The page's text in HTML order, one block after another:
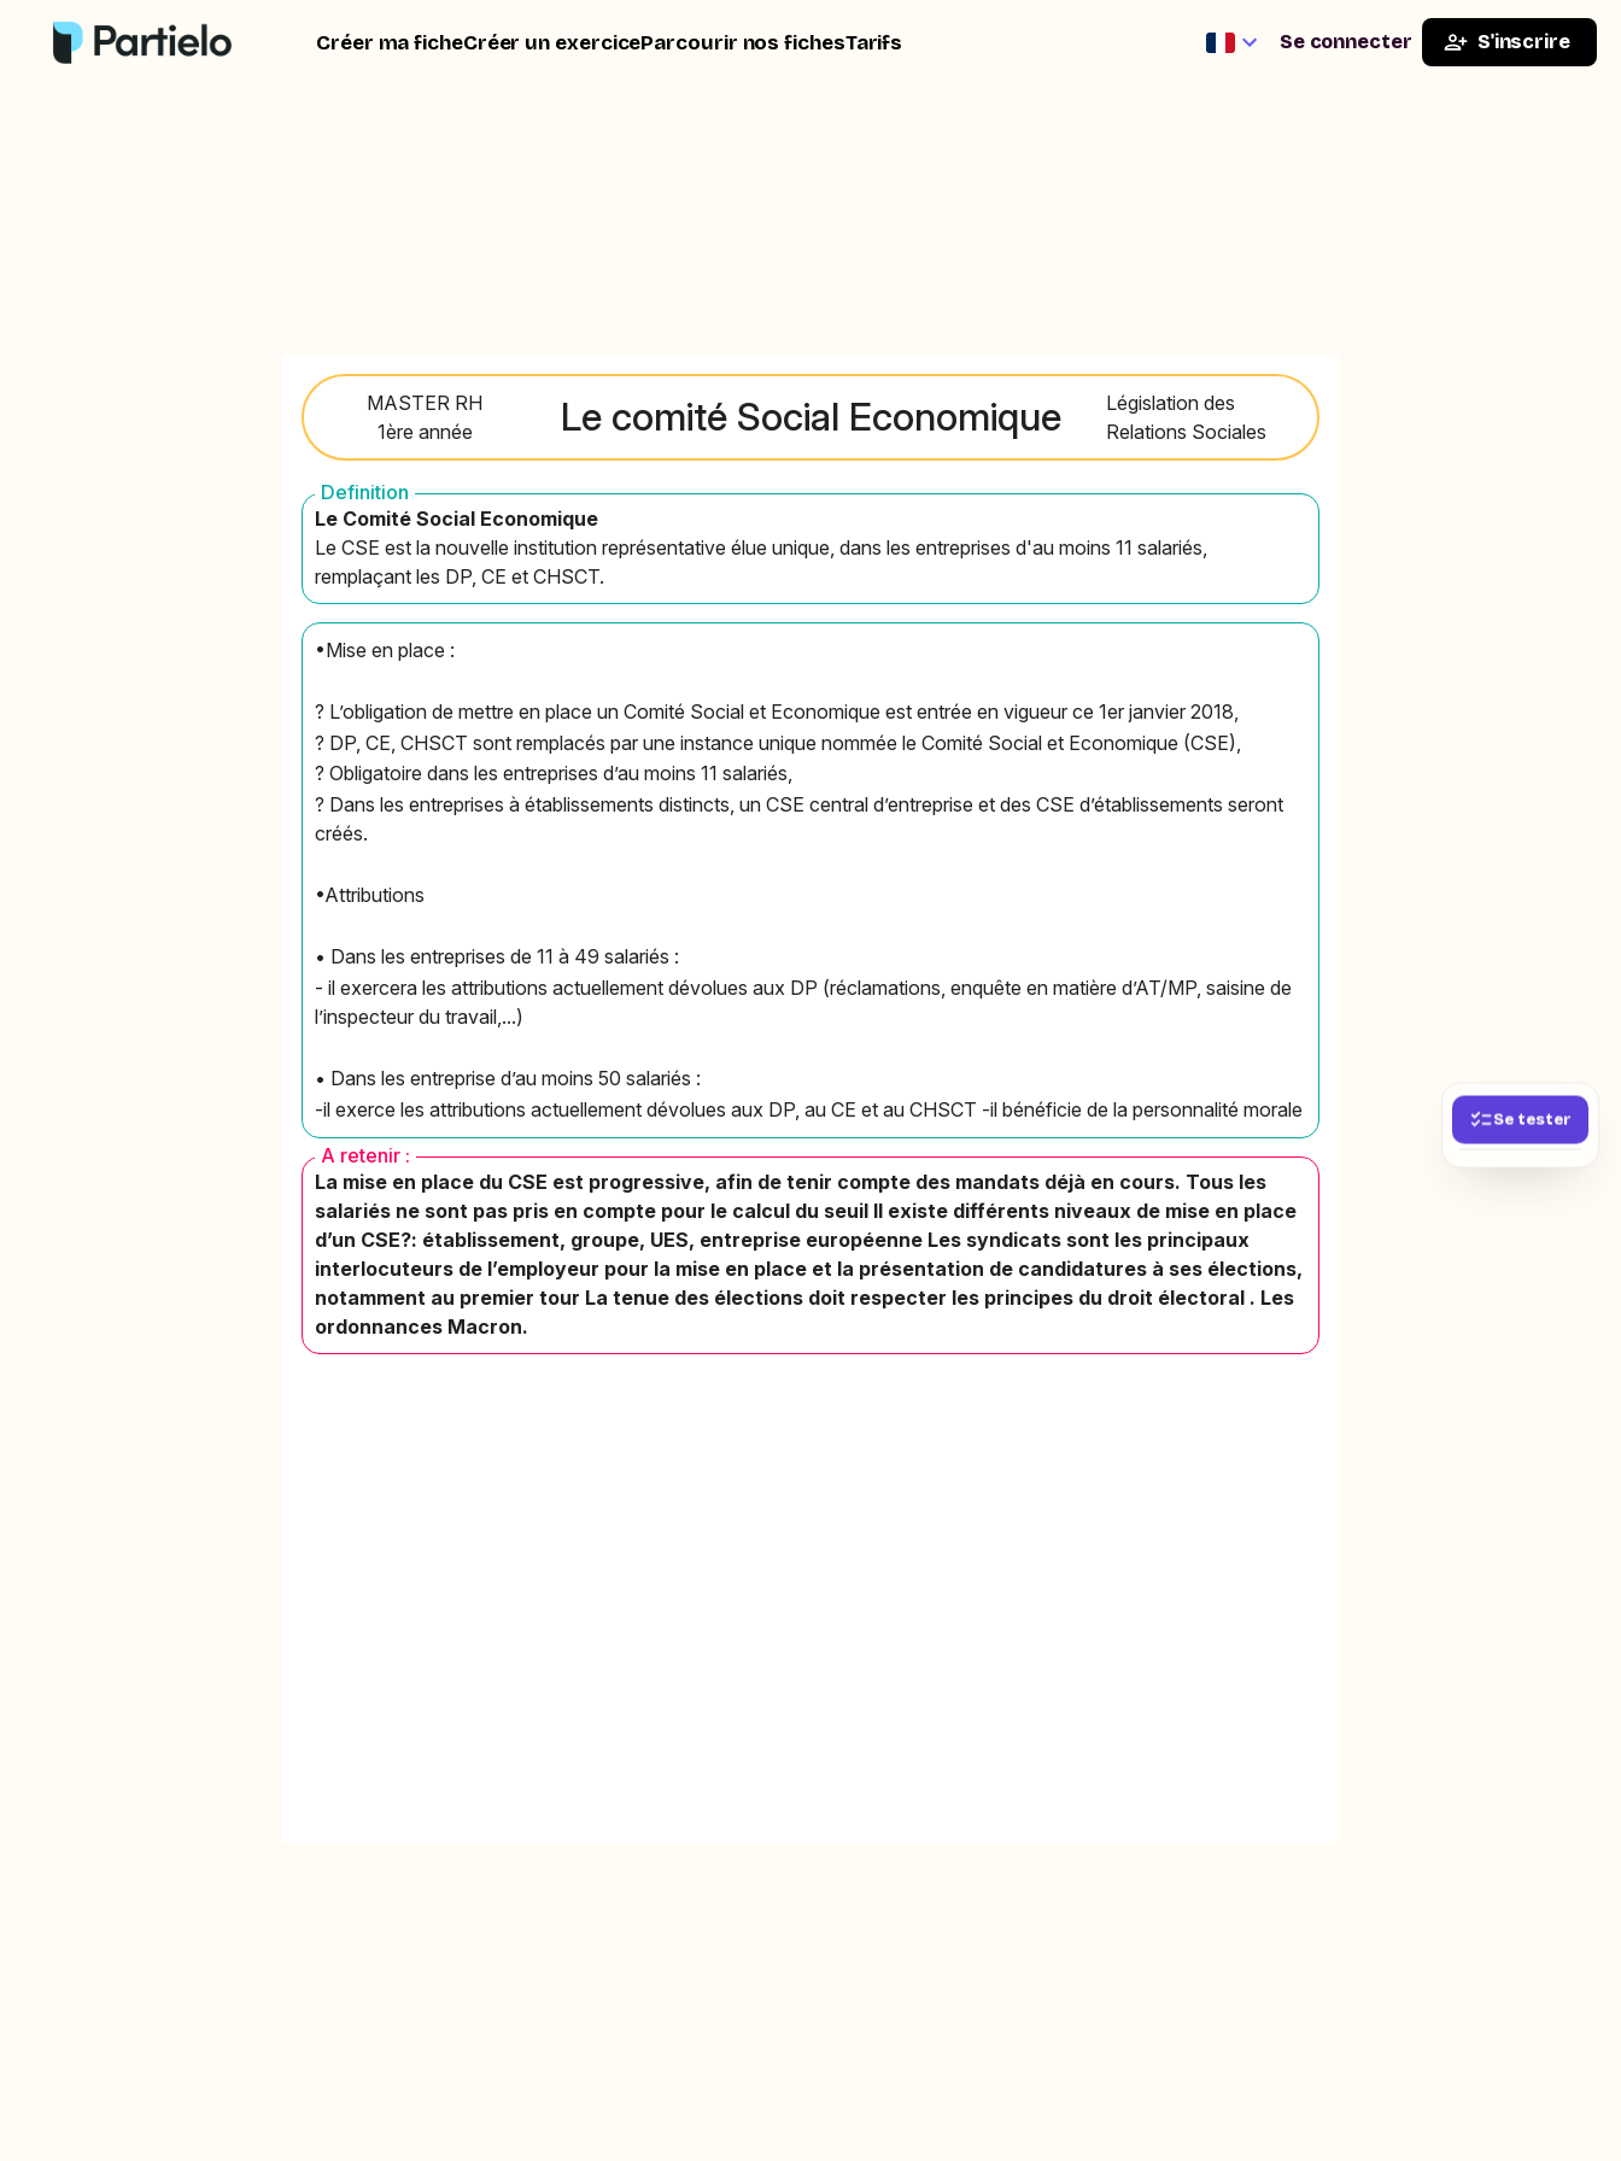
Créer ma ficheCréer un exerciceParcourir nos fichesTarifs Se connecter S'inscrire
Se tester
MASTER RH
1ère année
Le comité Social Economique
Législation des
Relations Sociales
Definition
Le Comité Social Economique
Le CSE est la nouvelle institution représentative élue unique, dans les entreprises d'au moins 11 salariés,
remplaçant les DP, CE et CHSCT.
•Mise en place :
? L’obligation de mettre en place un Comité Social et Economique est entrée en vigueur ce 1er janvier 2018,
? DP, CE, CHSCT sont remplacés par une instance unique nommée le Comité Social et Economique (CSE),
? Obligatoire dans les entreprises d’au moins 11 salariés,
? Dans les entreprises à établissements distincts, un CSE central d’entreprise et des CSE d’établissements seront
créés.
•Attributions
• Dans les entreprises de 11 à 49 salariés :
- il exercera les attributions actuellement dévolues aux DP (réclamations, enquête en matière d’AT/MP, saisine de
l’inspecteur du travail,...)
• Dans les entreprise d’au moins 50 salariés :
-il exerce les attributions actuellement dévolues aux DP, au CE et au CHSCT -il bénéficie de la personnalité morale
A retenir :
La mise en place du CSE est progressive, afin de tenir compte des mandats déjà en cours. Tous les
salariés ne sont pas pris en compte pour le calcul du seuil Il existe différents niveaux de mise en place
d’un CSE?: établissement, groupe, UES, entreprise européenne Les syndicats sont les principaux
interlocuteurs de l’employeur pour la mise en place et la présentation de candidatures à ses élections,
notamment au premier tour La tenue des élections doit respecter les principes du droit électoral . Les
ordonnances Macron.